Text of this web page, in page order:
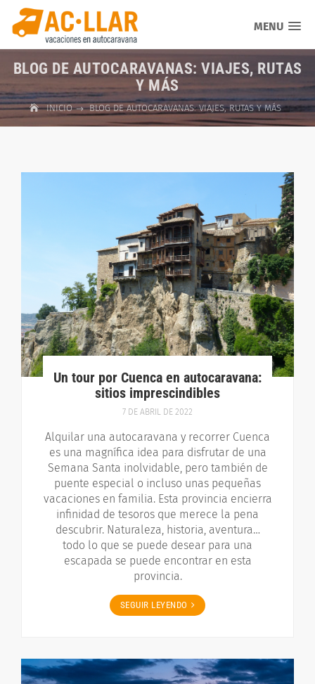
MENU
BLOG DE AUTOCARAVANAS: VIAJES, RUTAS
Y MÁS
INICIO BLOG DE AUTOCARAVANAS: VIAJES, RUTAS Y MÁS
Un tour por Cuenca en autocaravana:
sitios imprescindibles
7 DE ABRIL DE 2022
Alquilar una autocaravana y recorrer Cuenca
es una magnífica idea para disfrutar de una
Semana Santa inolvidable, pero también de
puente especial o incluso unas pequeñas
vacaciones en familia. Esta provincia encierra
infinidad de tesoros que merece la pena
descubrir. Naturaleza, historia, aventura…
todo lo que se puede desear para una
escapada se puede encontrar en esta
provincia.
SEGUIR LEYENDO